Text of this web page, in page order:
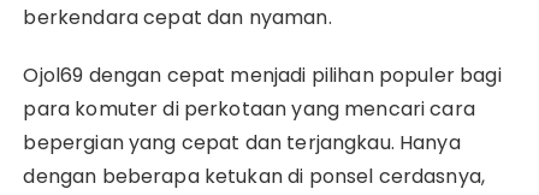
berkendara cepat dan nyaman.
Ojol69 dengan cepat menjadi pilihan populer bagi
para komuter di perkotaan yang mencari cara
bepergian yang cepat dan terjangkau. Hanya
dengan beberapa ketukan di ponsel cerdasnya,